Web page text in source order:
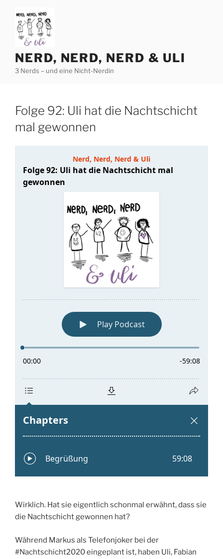
Inhalt
springen
NERD, NERD, NERD & ULI
3 Nerds – und eine Nicht-Nerdin
Folge 92: Uli hat die Nachtschicht
mal gewonnen
Wirklich. Hat sie eigentlich schonmal erwähnt, dass sie
die Nachtschicht gewonnen hat?
Während Markus als Telefonjoker bei der
#Nachtschicht2020 eingeplant ist, haben Uli, Fabian